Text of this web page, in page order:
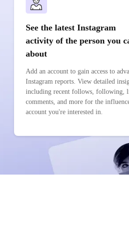
See the latest Instagram
activity of the person you
about
Add an account to gain access to
Instagram reports. View detailed
including recent follows, following,
comments, and more for the
account you're interested in.